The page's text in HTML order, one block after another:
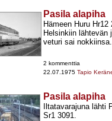
Pasila alapiha
Hämeen Huru
Helsinkiin lähtevän
veturi sai
2 kommenttia
22.07.1975 Tapio
Pasila alapiha
Iltatavarajuna lähti
Sr1 3091.